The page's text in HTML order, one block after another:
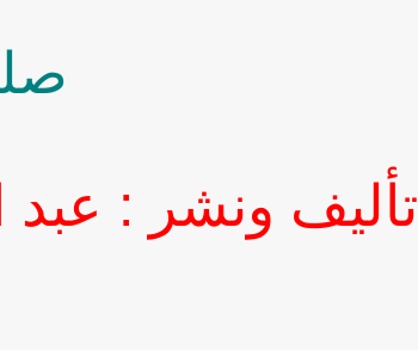
تأليف ونشر : عبد